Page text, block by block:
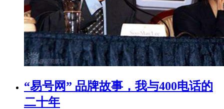
“易号网” 品牌故事，我与400电话的
二十年